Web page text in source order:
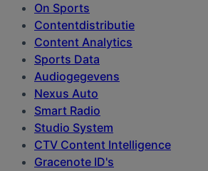
On Sports
Contentdistributie
Content Analytics
Sports Data
Audiogegevens
Nexus Auto
Smart Radio
Studio System
CTV Content Intelligence
Gracenote ID's